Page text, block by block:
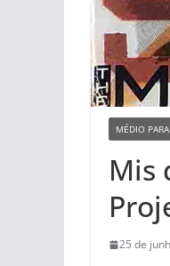
MÉDIO
Mis
25 de